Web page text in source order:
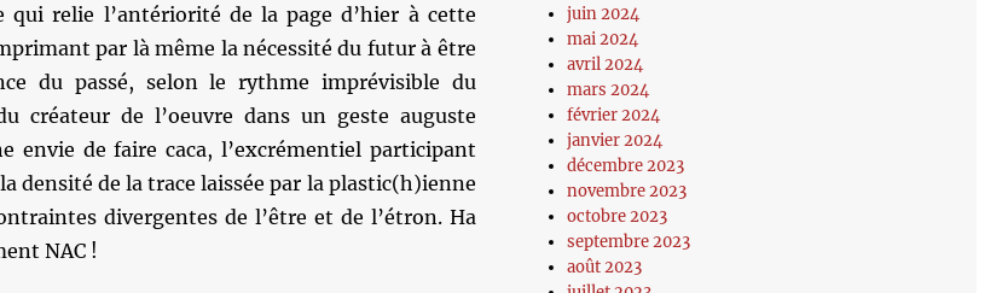
qui relie l’antériorité de la page d’hier à cette
par là même la nécessité du futur à être
du passé, selon le rythme imprévisible du
créateur de l’oeuvre dans un geste auguste
envie de faire caca, l’excrémentiel participant
densité de la trace laissée par la plastic(h)ienne
divergentes de l’être et de l’étron. Ha
NAC !
juin 2024
mai 2024
avril 2024
mars 2024
février 2024
janvier 2024
décembre 2023
novembre 2023
octobre 2023
septembre 2023
août 2023